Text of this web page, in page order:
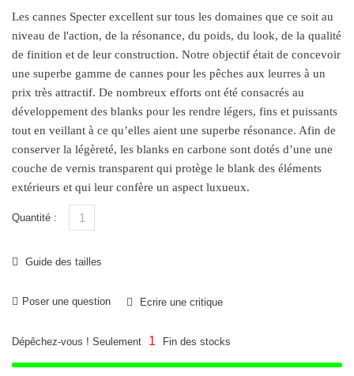
Les cannes Specter excellent sur tous les domaines que ce soit au
niveau de l'action, de la résonance, du poids, du look, de la qualité
de finition et de leur construction. Notre objectif était de concevoir
une superbe gamme de cannes pour les pêches aux leurres à un
prix très attractif. De nombreux efforts ont été consacrés au
développement des blanks pour les rendre légers, fins et puissants
tout en veillant à ce qu’elles aient une superbe résonance. Afin de
conserver la légèreté, les blanks en carbone sont dotés d’une une
couche de vernis transparent qui protège le blank des éléments
extérieurs et qui leur confère un aspect luxueux.
Quantité :
Guide des tailles
Poser une question Ecrire une critique
Dépêchez-vous ! Seulement 1 Fin des stocks